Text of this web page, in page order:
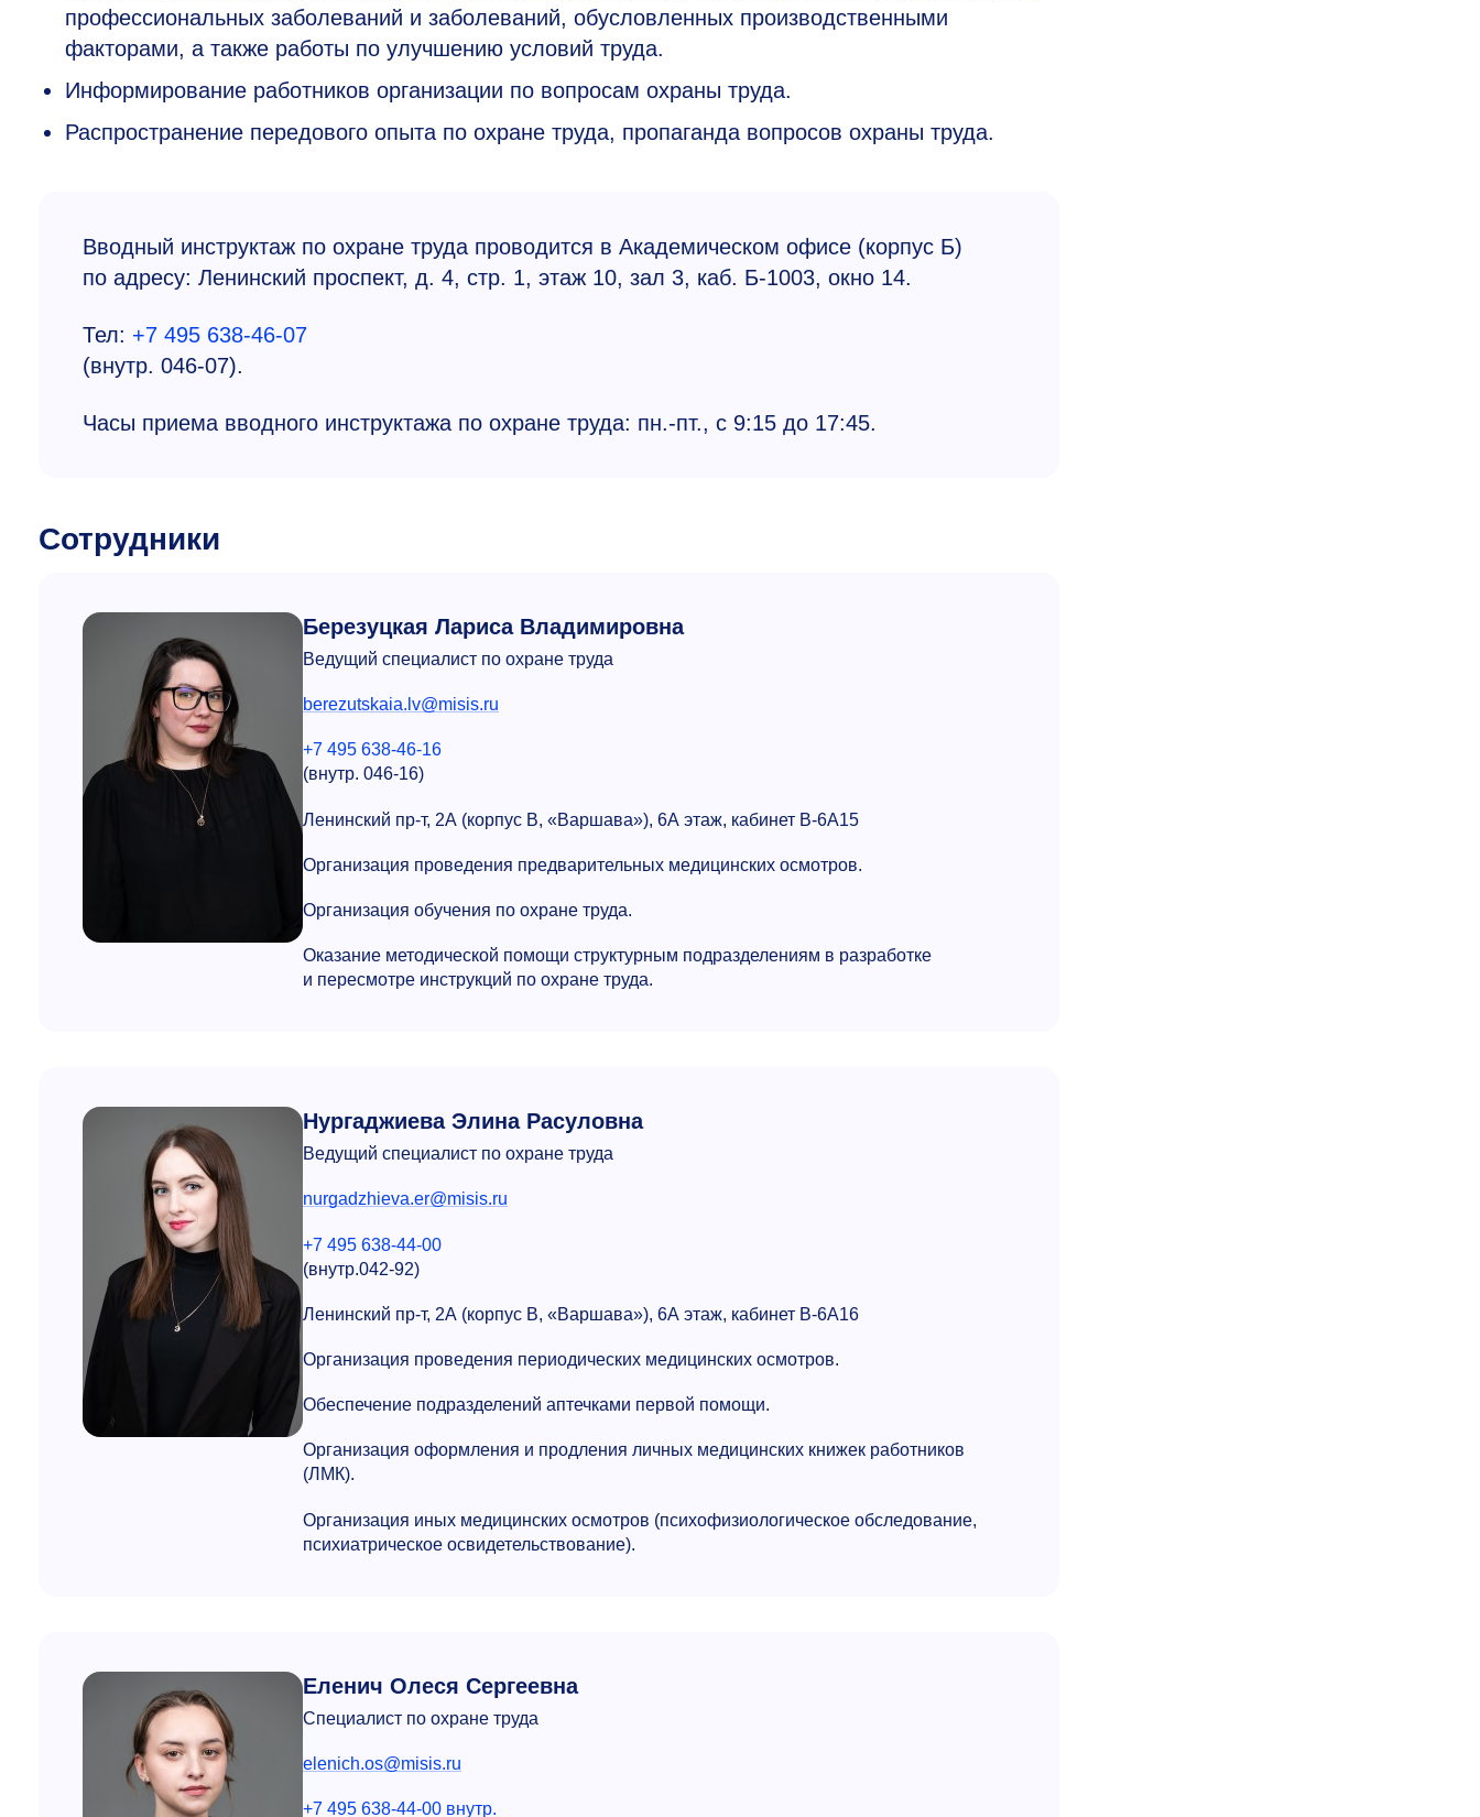
профессиональных заболеваний и заболеваний, обусловленных производственными
факторами, а также работы по улучшению условий труда.
Информирование работников организации по вопросам охраны труда.
Распространение передового опыта по охране труда, пропаганда вопросов охраны труда.
Вводный инструктаж по охране труда проводится в Академическом офисе (корпус Б)
по адресу: Ленинский проспект, д. 4, стр. 1, этаж 10, зал 3, каб. Б-1003, окно 14.
Тел: +7 495 638-46-07
(внутр. 046-07).
Часы приема вводного инструктажа по охране труда: пн.-пт., с 9:15 до 17:45.
Сотрудники
Березуцкая Лариса Владимировна
Ведущий специалист по охране труда
berezutskaia.lv@misis.ru
+7 495 638-46-16
(внутр. 046-16)
Ленинский пр-т, 2А (корпус В, «Варшава»), 6А этаж, кабинет В-6А15
Организация проведения предварительных медицинских осмотров.
Организация обучения по охране труда.
Оказание методической помощи структурным подразделениям в разработке
и пересмотре инструкций по охране труда.
Нургаджиева Элина Расуловна
Ведущий специалист по охране труда
nurgadzhieva.er@misis.ru
+7 495 638-44-00
(внутр.042-92)
Ленинский пр-т, 2А (корпус В, «Варшава»), 6А этаж, кабинет В-6А16
Организация проведения периодических медицинских осмотров.
Обеспечение подразделений аптечками первой помощи.
Организация оформления и продления личных медицинских книжек работников
(ЛМК).
Организация иных медицинских осмотров (психофизиологическое обследование,
психиатрическое освидетельствование).
Еленич Олеся Сергеевна
Специалист по охране труда
elenich.os@misis.ru
+7 495 638-44-00 внутр.